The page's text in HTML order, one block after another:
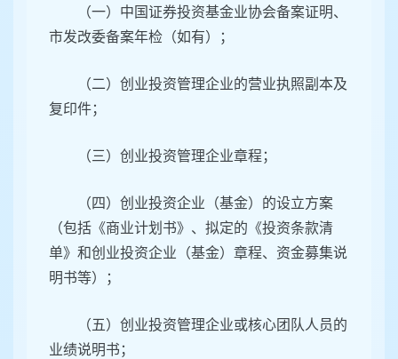
（一）中国证券投资基金业协会备案证明、
市发改委备案年检（如有）；
（二）创业投资管理企业的营业执照副本及
复印件；
（三）创业投资管理企业章程；
（四）创业投资企业（基金）的设立方案
（包括《商业计划书》、拟定的《投资条款清
单》和创业投资企业（基金）章程、资金募集说
明书等）；
（五）创业投资管理企业或核心团队人员的
业绩说明书；